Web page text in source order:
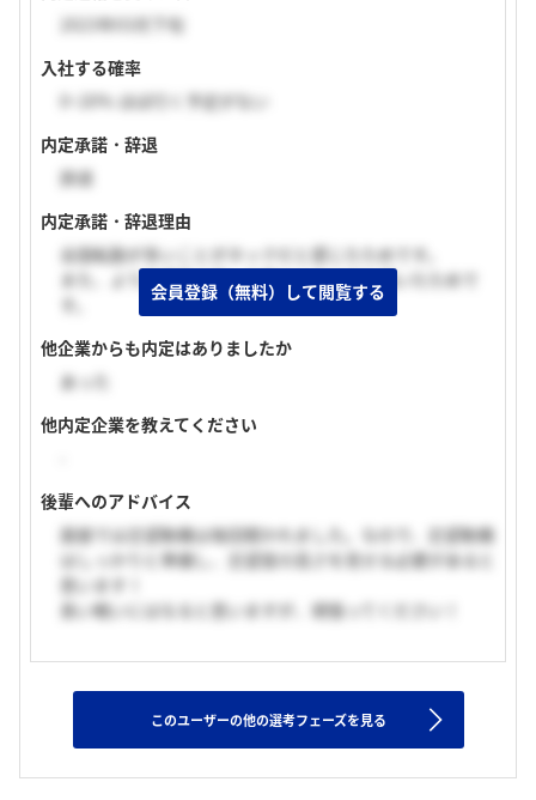
2023年03月下旬
入社する確率
0~20% ほぼ行く予定がない
内定承諾・辞退
辞退
内定承諾・辞退理由
全国転勤が多いことがネックだと感じたためです。
また、より志望度の高い企業から内々定を頂いたためで
他企業からも内定はありましたか
あった
他内定企業を教えてください
後輩へのアドバイス
面接では志望動機は毎回聞かれました。なので、志望動機
はしっかりと準備し、志望度の高さを見せる必要があると
思います！
長い戦いにはなると思いますが、頑張ってください！
会員登録（無料）して閲覧する
このユーザーの他の選考フェーズを見る